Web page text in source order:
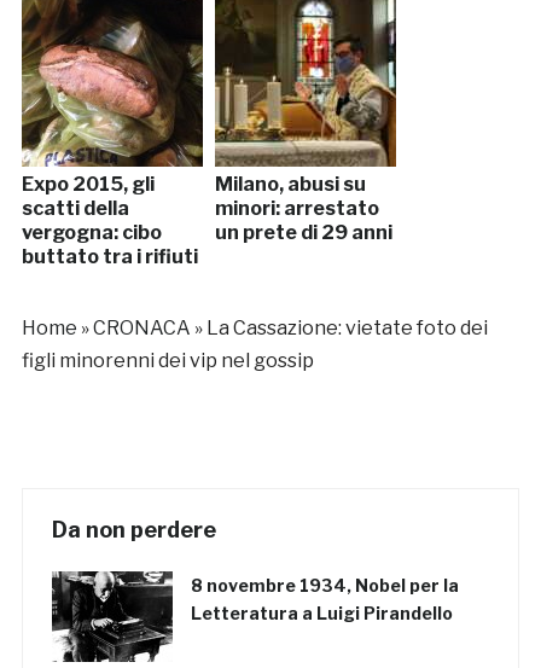
Expo 2015, gli
scatti della
vergogna: cibo
buttato tra i rifiuti
Milano, abusi su
minori: arrestato
un prete di 29 anni
Home »CRONACA » La Cassazione: vietate foto dei
figli minorenni dei vip nel gossip
Da non perdere
8 novembre 1934, Nobel per la
Letteratura a Luigi Pirandello